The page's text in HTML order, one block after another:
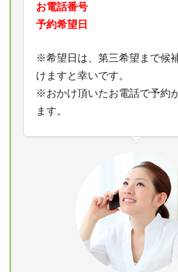
お電話番号
予約希望日
※希望日は、第三希望まで候
けますと幸いです。
※おかけ頂いたお電話で予約
ます。